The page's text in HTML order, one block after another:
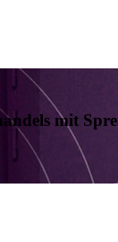
mit